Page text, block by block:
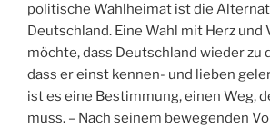
politische Wahlheimat ist die
Deutschland. Eine Wahl mit Herz und
möchte, dass Deutschland wieder zu
dass er einst kennen- und lieben
ist es eine Bestimmung, einen Weg,
muss. – Nach seinem bewegenden